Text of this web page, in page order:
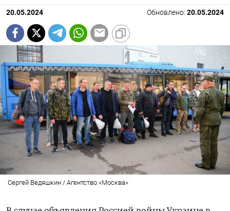
20.05.2024 Обновлено: 20.05.2024
Сергей Ведяшкин / Агентство «Москва»